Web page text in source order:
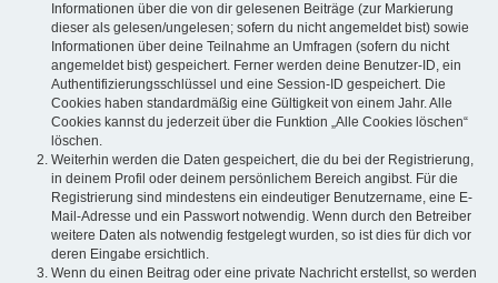
Informationen über die von dir gelesenen Beiträge (zur Markierung
dieser als gelesen/ungelesen; sofern du nicht angemeldet bist) sowie
Informationen über deine Teilnahme an Umfragen (sofern du nicht
angemeldet bist) gespeichert. Ferner werden deine Benutzer-ID, ein
Authentifizierungsschlüssel und eine Session-ID gespeichert. Die
Cookies haben standardmäßig eine Gültigkeit von einem Jahr. Alle
Cookies kannst du jederzeit über die Funktion „Alle Cookies löschen“
löschen.
Weiterhin werden die Daten gespeichert, die du bei der Registrierung,
in deinem Profil oder deinem persönlichem Bereich angibst. Für die
Registrierung sind mindestens ein eindeutiger Benutzername, eine E-
Mail-Adresse und ein Passwort notwendig. Wenn durch den Betreiber
weitere Daten als notwendig festgelegt wurden, so ist dies für dich vor
deren Eingabe ersichtlich.
Wenn du einen Beitrag oder eine private Nachricht erstellst, so werden